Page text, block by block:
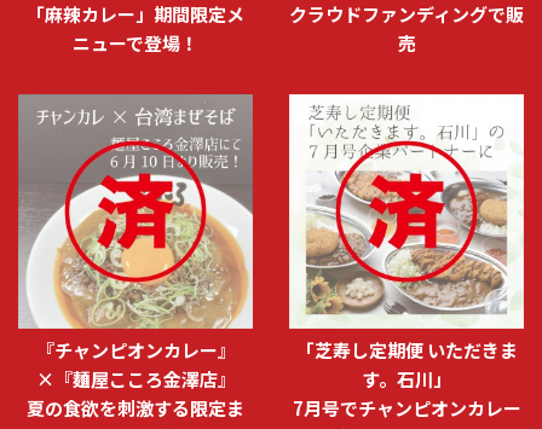
「麻辣カレー」期間限定メ
ニューで登場！
クラウドファンディングで販
売
『チャンピオンカレー』
×『麺屋こころ金澤店』
夏の食欲を刺激する限定ま
「芝寿し定期便 いただきま
す。石川」
7月号でチャンピオンカレー